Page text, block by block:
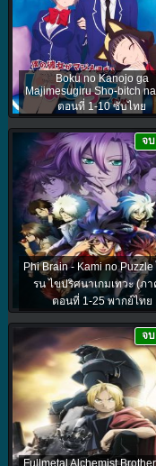
Boku no Kanojo ga
Majimesugiru Sho-bitch
ตอนที่ 1-10 ซับไทย
Phi Brain - Kami no Puzzle
รน ไขปริศนาเกมเทวะ (ภ
ตอนที่ 1-25 พากย์ไทย
จ
Fullmetal Alchemist
จ